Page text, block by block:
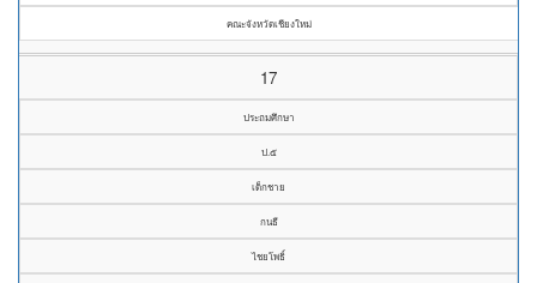
คณะจังหวัดเชียงใหม่
17
ประถมศึกษา
ป.๕
เด็กชาย
กนธี
ไชยโพธิ์